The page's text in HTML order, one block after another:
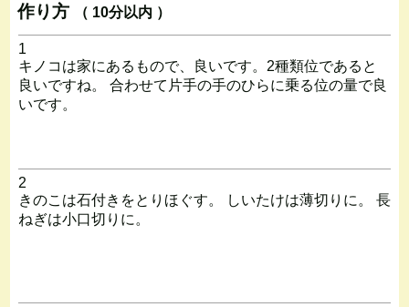
作り方 （ 10分以内 ）
1
キノコは家にあるもので、良いです。2種類位であると
良いですね。 合わせて片手の手のひらに乗る位の量で良
いです。
2
きのこは石付きをとりほぐす。 しいたけは薄切りに。 長
ねぎは小口切りに。